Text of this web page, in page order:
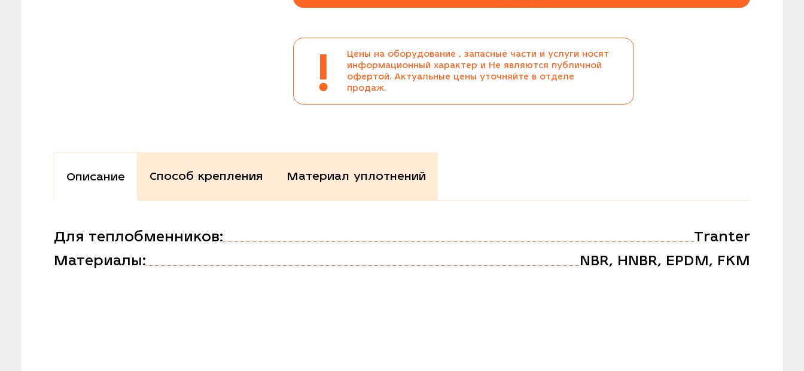
!
Цены на оборудование , запасные части и услуги носят
информационный характер и Не являются публичной
офертой. Актуальные цены уточняйте в отделе
продаж.
Описание Способ крепления Материал уплотнений
Для теплобменников:
Tranter
Материалы:
NBR, HNBR, EPDM, FKM